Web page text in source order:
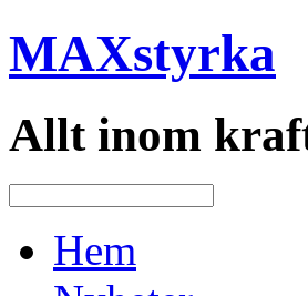
MAXstyrka
Allt inom
Hem